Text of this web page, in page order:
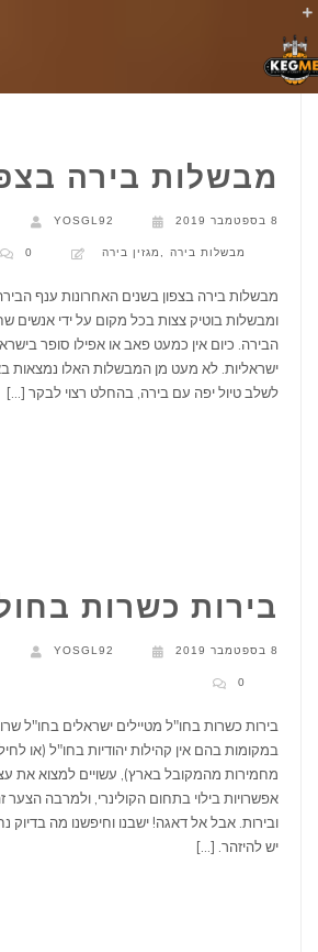
מבשלות בירה
8 בספטמבר 2019 YOSGL92
מבשלות בירה מגזין בירה 0
מבשלות בירה בצפון בשנים האחרונות ענף
ומבשלות בוטיק צצות בכל מקום על ידי אנשים
הבירה. כיום אין כמעט פאב או אפילו סופר
ישראליות. לא מעט מן המבשלות האלו נמצאות
לשלב טיול יפה עם בירה, בהחלט רצוי לבקר […]
בירות כשרות
8 בספטמבר 2019 YOSGL92
0
בירות כשרות בחו"ל מטיילים ישראלים בחו"ל
במקומות בהם אין קהילות יהודיות בחו"ל (או
מחמירות מהמקובל בארץ), עשויים למצוא את
אפשרויות בילוי בתחום הקולינרי, ולמרבה הצער
ובירות. אבל אל דאגה! ישבנו וחיפשנו מה
יש להיזהר. […]